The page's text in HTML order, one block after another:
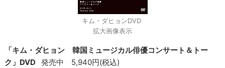
キム・ダヒョンDVD
拡大画像表示
「キム・ダヒョン 韓国ミュージカル俳優コンサート＆トー
ク」DVD発売中 5,940円(税込)